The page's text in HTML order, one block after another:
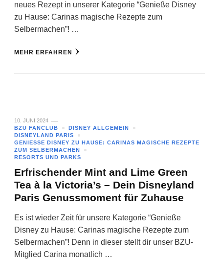
neues Rezept in unserer Kategorie “Genieße Disney
zu Hause: Carinas magische Rezepte zum
Selbermachen”! …
MEHR ERFAHREN
10. JUNI 2024
BZU FANCLUB
DISNEY ALLGEMEIN
DISNEYLAND PARIS
GENIESSE DISNEY ZU HAUSE: CARINAS MAGISCHE REZEPTE Z
UM SELBERMACHEN
RESORTS UND PARKS
Erfrischender Mint and Lime Green
Tea à la Victoria’s – Dein Disneyland
Paris Genussmoment für Zuhause
Es ist wieder Zeit für unsere Kategorie “Genieße
Disney zu Hause: Carinas magische Rezepte zum
Selbermachen”! Denn in dieser stellt dir unser BZU-
Mitglied Carina monatlich …